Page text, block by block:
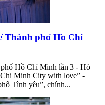
Thành phố Hồ Chí
Hồ Chí Minh lần 3 - Hò
Minh City with love” -
Tình yêu”, chính...